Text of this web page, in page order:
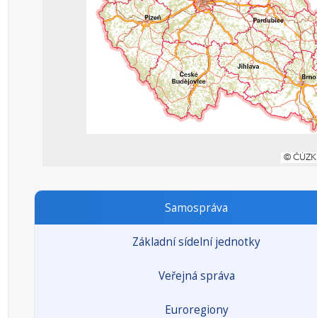
Samospráva
Základní sídelní jednotky
Veřejná správa
Euroregiony